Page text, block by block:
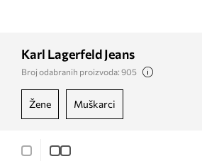
Karl Lagerfeld Jeans
Broj odabranih proizvoda: 905
žene muškarci